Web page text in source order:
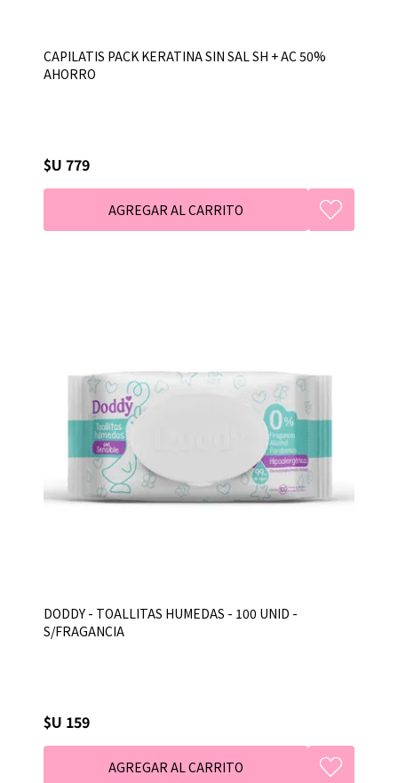
CAPILATIS PACK KERATINA SIN SAL SH + AC 50%
AHORRO
$U 779
DODDY - TOALLITAS HUMEDAS - 100 UNID -
S/FRAGANCIA
$U 159